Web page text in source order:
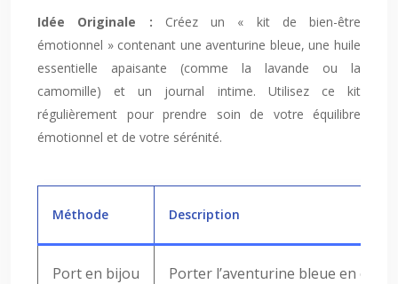
Idée Originale : Créez un « kit de bien-être
émotionnel » contenant une aventurine bleue, une huile
essentielle apaisante (comme la lavande ou la
camomille) et un journal intime. Utilisez ce kit
régulièrement pour prendre soin de votre équilibre
émotionnel et de votre sérénité.
Méthode Description
Port en bijou Porter l’aventurine bleue en